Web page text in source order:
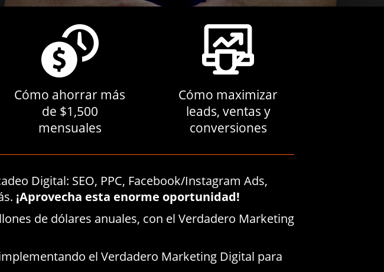
Cómo ahorrar más
de $1,500
mensuales
Cómo maximizar
leads, ventas y
conversiones
Digital: SEO, PPC, Facebook/Instagram Ads,
¡Aprovecha esta enorme oportunidad!
de dólares anuales, con el Verdadero Marketing
el Verdadero Marketing Digital para